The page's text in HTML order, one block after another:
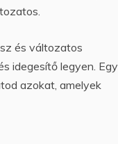
és változatos
idegesítő legyen. Egy
azokat, amelyek